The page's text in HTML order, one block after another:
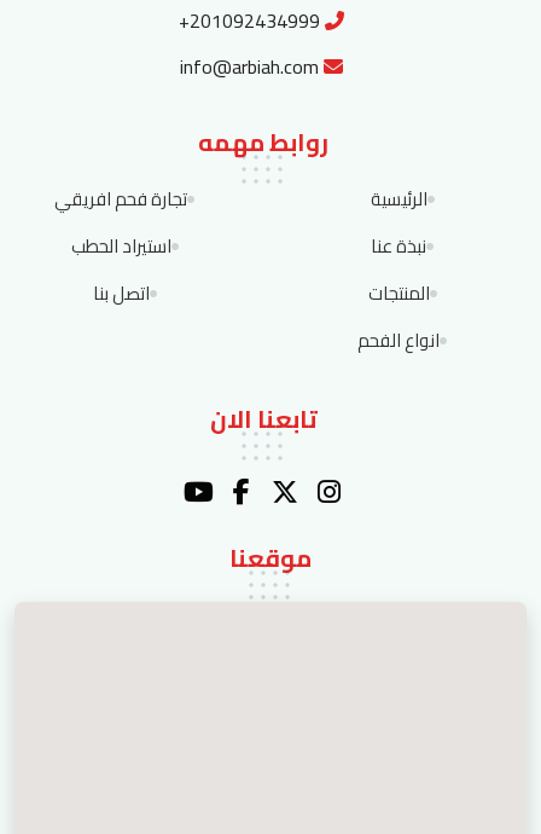
+201092434999
info@arbiah.com
روابط مهمه
الرئيسية
نبذة عنا
المنتجات
انواع الفحم
تجارة فحم افريقي
استيراد الحطب
اتصل بنا
تابعنا الان
موقعنا